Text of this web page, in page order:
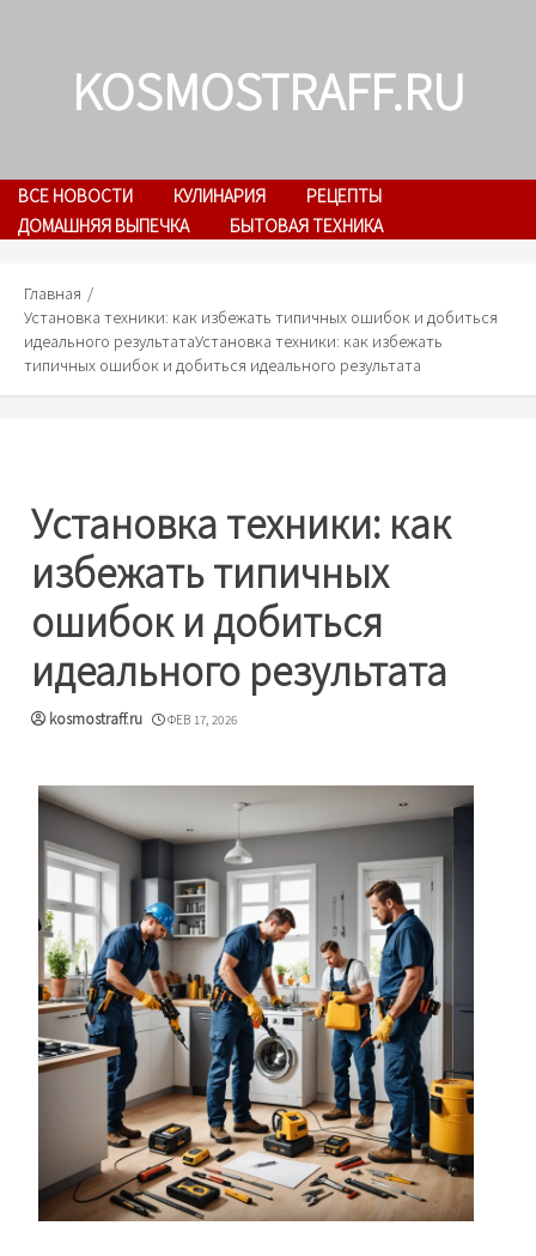
KOSMOSTRAFF.RU
ВСЕ НОВОСТИ КУЛИНАРИЯ
РЕЦЕПТЫ
ДОМАШНЯЯ ВЫПЕЧКА
БЫТОВАЯ ТЕХНИКА
Главная
Установка техники: как избежать типичных ошибок и добиться
идеального результатаУстановка техники: как избежать
типичных ошибок и добиться идеального результата
Установка техники: как
избежать типичных
ошибок и добиться
идеального результата
kosmostraff.ru ФЕВ 17, 2026